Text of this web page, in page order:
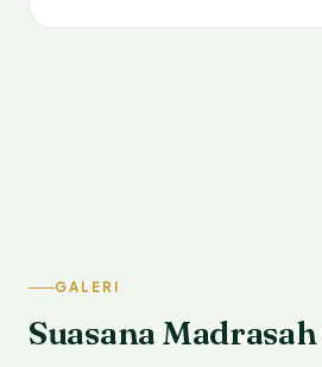
GALERI
Suasana Madrasah